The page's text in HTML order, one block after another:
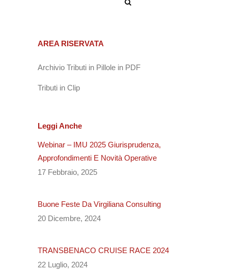
AREA RISERVATA
Archivio Tributi in Pillole in PDF
Tributi in Clip
Leggi Anche
Webinar – IMU 2025 Giurisprudenza,
Approfondimenti E Novità Operative
17 Febbraio, 2025
Buone Feste Da Virgiliana Consulting
20 Dicembre, 2024
TRANSBENACO CRUISE RACE 2024
22 Luglio, 2024